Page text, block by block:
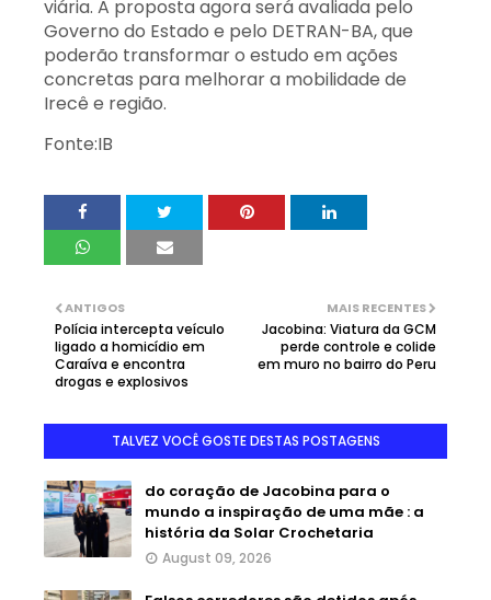
viária. A proposta agora será avaliada pelo
Governo do Estado e pelo DETRAN-BA, que
poderão transformar o estudo em ações
concretas para melhorar a mobilidade de
Irecê e região.
Fonte:IB
MAIS RECENTES
Jacobina: Viatura da GCM
perde controle e colide
em muro no bairro do Peru
ANTIGOS
Polícia intercepta veículo
ligado a homicídio em
Caraíva e encontra
drogas e explosivos
TALVEZ VOCÊ GOSTE DESTAS POSTAGENS
do coração de Jacobina para o
mundo a inspiração de uma mãe : a
história da Solar Crochetaria
August 09, 2026